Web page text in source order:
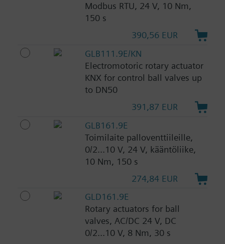
Modbus RTU, 24 V, 10 Nm,
150 s
390,56 EUR
GLB111.9E/KN
Electromotoric rotary actuator
KNX for control ball valves up
to DN50
391,87 EUR
GLB161.9E
Toimilaite palloventtiileille,
0/2...10 V, 24 V, kääntöliike,
10 Nm, 150 s
274,84 EUR
GLD161.9E
Rotary actuators for ball
valves, AC/DC 24 V, DC
0/2...10 V, 8 Nm, 30 s